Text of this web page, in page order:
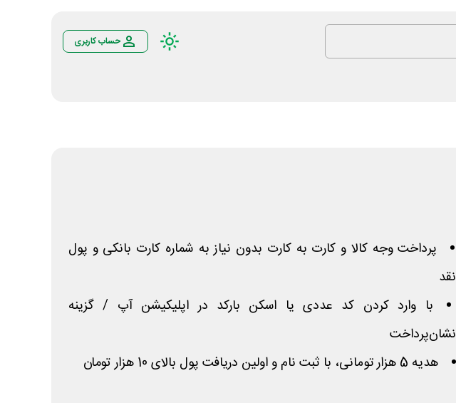
حساب کاربری
پرداخت وجه کالا و کارت به کارت بدون نیاز به شماره کارت بانکی و پول
نقد
با وارد کردن­ کد عددی یا اسکن بارکد در اپلیکیشن آپ / گزینه
نشان‌پرداخت
هدیه 5 هزار تومانی، با ثبت نام و اولین دریافت پول بالای 10 هزار تومان